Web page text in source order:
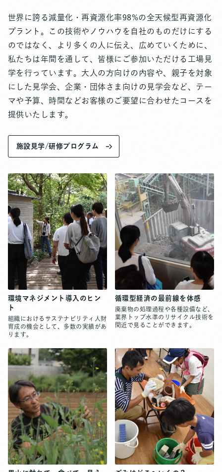
世界に誇る減量化・再資源化率98%の全天候型再資源化
プラント。この技術やノウハウを自社のものだけにする
のではなく、より多くの人に伝え、広めていくために、
私たちは年間を通して、皆様にご参加いただける工場見
学を行っています。大人の方向けの内容や、親子を対象
にした見学会、企業・団体さま向けの見学会など、テー
マや予算、時間などお客様のご要望に合わせたコースを
提供いたします。
施設見学/研修プログラム
環境マネジメント導入のヒン
ト
組織におけるサステナビリティ人財
育成の機会として、多数の実績があ
ります。
循環型経済の最前線を体感
廃棄物の処理過程や各種設備など、
業界トップ水準のリサイクル技術を
間近で見ることができます。